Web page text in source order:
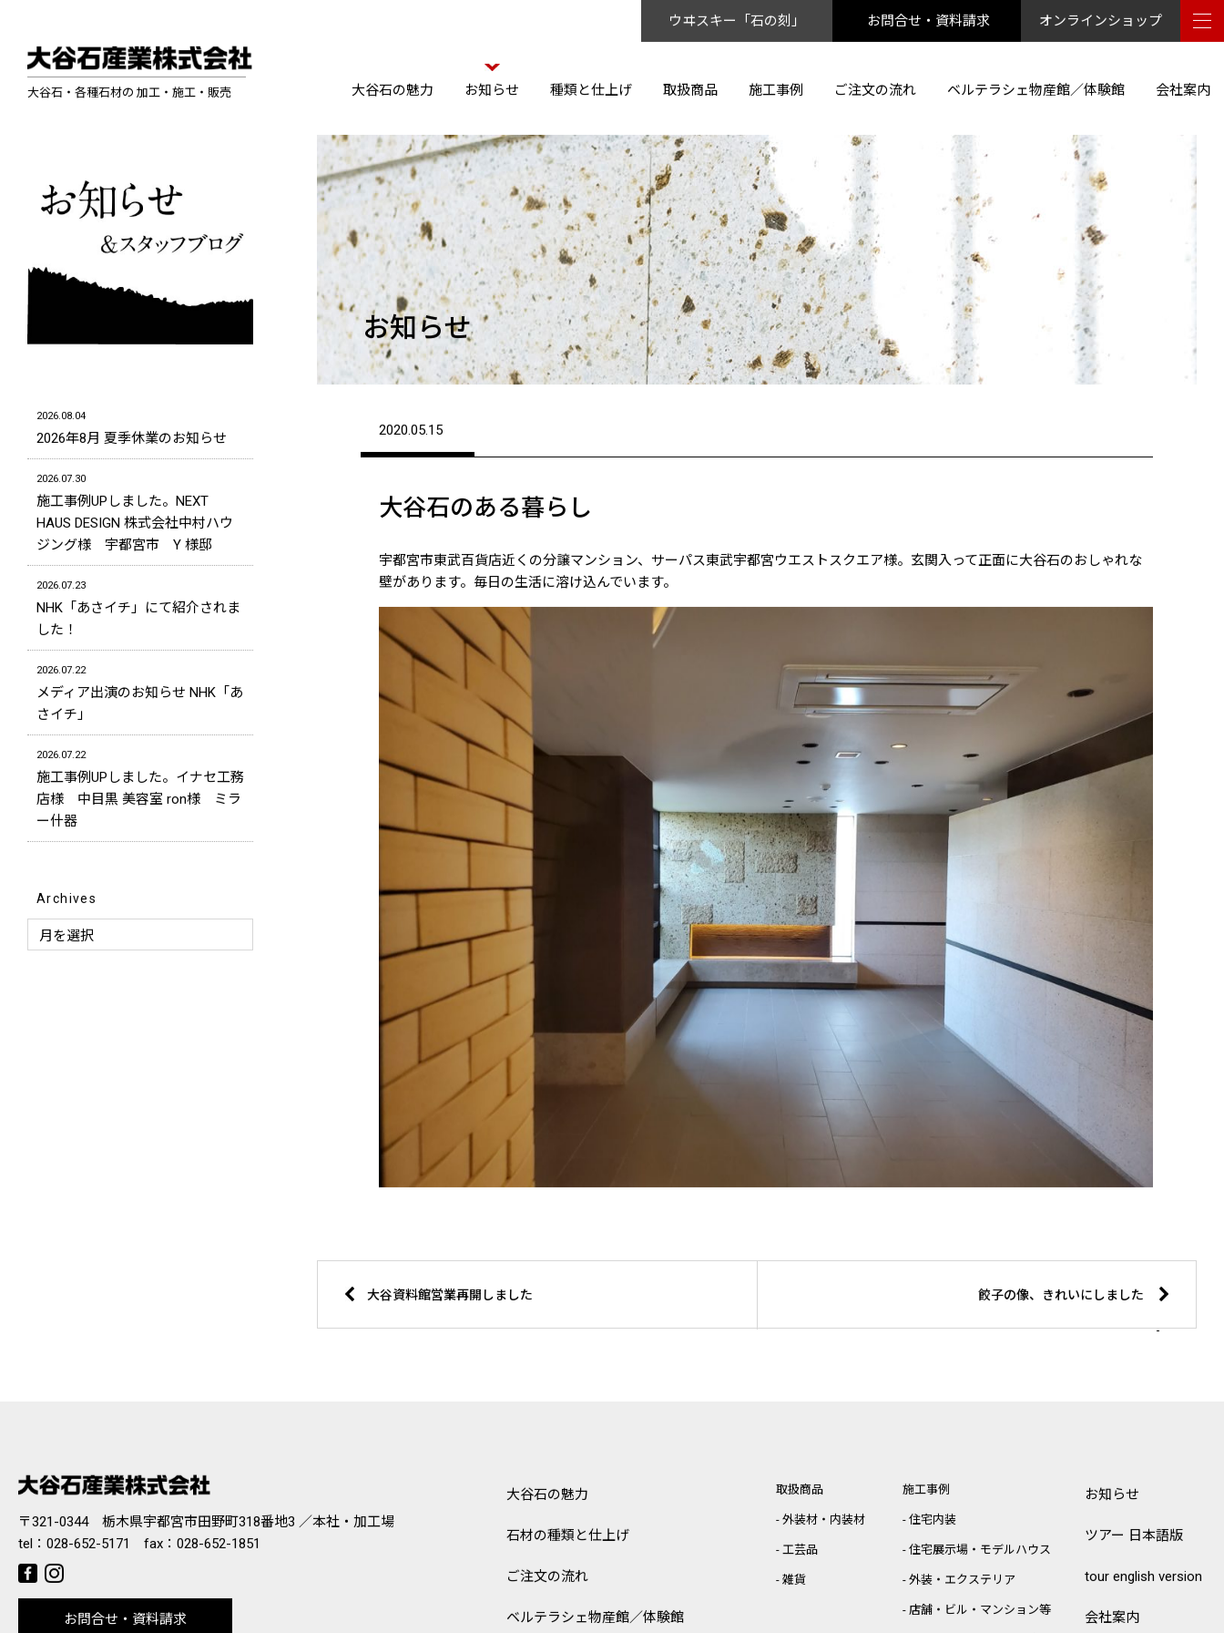
大谷石・各種石材の 加工・施工・販売 大谷石の魅力 お知らせ 種類と仕上げ 取扱商品 施工事例 ご注文の流れ ベルテラシェ物産館／体験館 会社案内
ウヰスキー「石の刻」 お問合せ・資料請求 オンラインショップ
お知らせ
2020.05.15
大谷石のある暮らし
宇都宮市東武百貨店近くの分譲マンション、サーパス東武宇都宮ウエストスクエア様。玄関入って正面に大谷石のおしゃれな
壁があります。毎日の生活に溶け込んでいます。
大谷資料館営業再開しました 餃子の像、きれいにしました
2026.08.04
2026年8月 夏季休業のお知らせ
2026.07.30
施工事例UPしました。NEXT
HAUS DESIGN 株式会社中村ハウ
ジング様 宇都宮市 Y 様邸
2026.07.23
NHK「あさイチ」にて紹介されま
した！
2026.07.22
メディア出演のお知らせ NHK「あ
さイチ」
2026.07.22
施工事例UPしました。イナセ工務
店様 中目黒 美容室 ron様 ミラ
ー什器
Archives
〒321-0344 栃木県宇都宮市田野町318番地3 ／本社・加工場
tel： 028-652-5171 fax：028-652-1851
お問合せ・資料請求
大谷石の魅力
石材の種類と仕上げ
ご注文の流れ
ベルテラシェ物産館／体験館
お知らせ
ツアー 日本語版
tour english version
会社案内
取扱商品
外装材・内装材
工芸品
雑貨
施工事例
住宅内装
住宅展示場・モデルハウス
外装・エクステリア
店舗・ビル・マンション等